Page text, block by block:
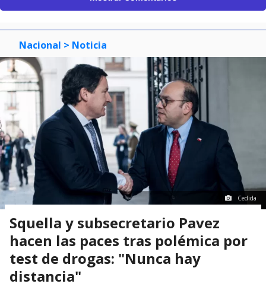
Nacional > Noticia
Cedida
Squella y subsecretario Pavez
hacen las paces tras polémica por
test de drogas: "Nunca hay
distancia"